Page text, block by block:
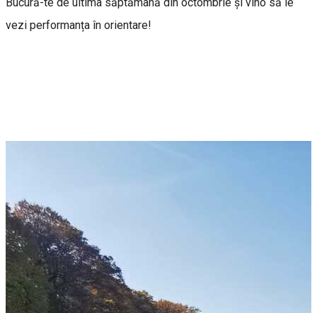
vezi performanța în orientare!